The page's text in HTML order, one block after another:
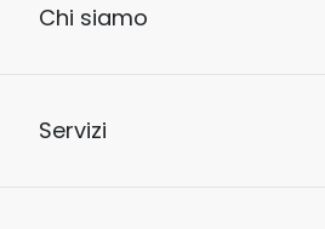
Chi siamo
Servizi